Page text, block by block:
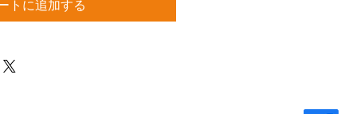
トに追加する